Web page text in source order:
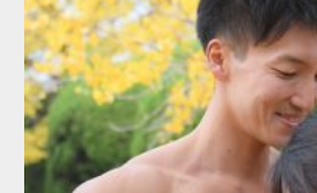
Update:
Category:公園のマッチョ その他
筋